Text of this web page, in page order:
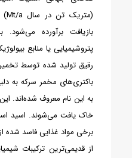
بازیافت برآورده
پتروشیمیایی یا منابع
رقیق تولید شده توسط
باکتری‌های مخمر سرکه به
به این نام معروف شده‌اند.
خاک یافت می‌شوند. اسید
برخی مواد غذایی فاسد شده
از قدیمی‌ترین ترکیبات